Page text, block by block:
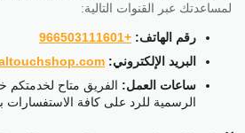
لمساعدتك عبر القنوات التالية:
رقم الهاتف: +966503111601
البريد الإلكتروني:
ساعات العمل: الفريق متاح لخدمتكم
الرسمية للرد على كافة الاستفسارات